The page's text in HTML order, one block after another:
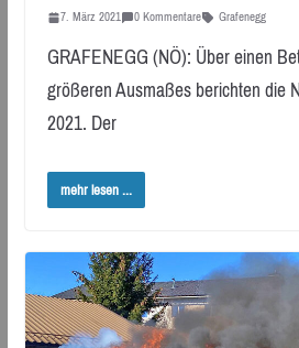
7. März 2021 0 Kommentare Grafenegg
GRAFENEGG (NÖ): Über einen
größeren Ausmaßes berichten die
2021. Der
mehr lesen ...